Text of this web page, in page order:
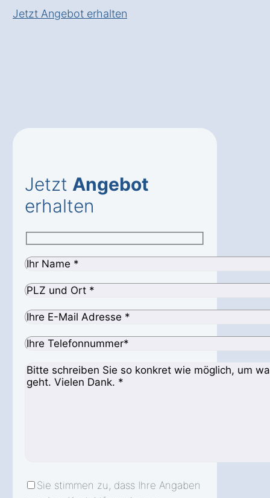
Jetzt Angebot erhalten
Jetzt Angebot
erhalten
Sie stimmen zu, dass Ihre Angaben